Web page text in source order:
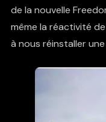
de la nouvelle
même la réactivité
à nous réinstaller